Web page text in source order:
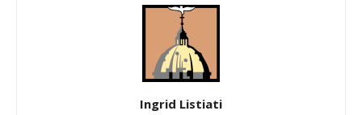
Ingrid Listiati